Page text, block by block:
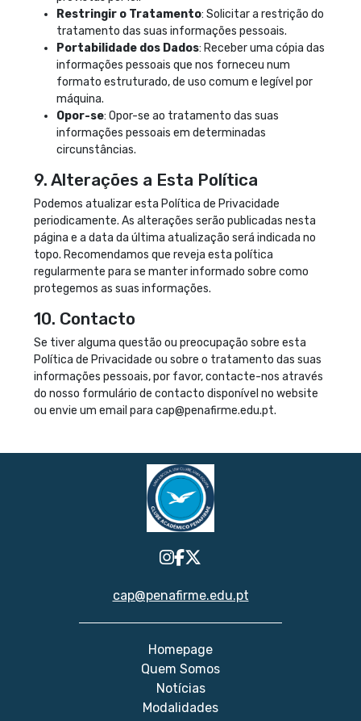
Restringir o Tratamento: Solicitar a restrição do
tratamento das suas informações pessoais.
Portabilidade dos Dados: Receber uma cópia das
informações pessoais que nos forneceu num
formato estruturado, de uso comum e legível por
máquina.
Opor-se: Opor-se ao tratamento das suas
informações pessoais em determinadas
circunstâncias.
9. Alterações a Esta Política
Podemos atualizar esta Política de Privacidade
periodicamente. As alterações serão publicadas nesta
página e a data da última atualização será indicada no
topo. Recomendamos que reveja esta política
regularmente para se manter informado sobre como
protegemos as suas informações.
10. Contacto
Se tiver alguma questão ou preocupação sobre esta
Política de Privacidade ou sobre o tratamento das suas
informações pessoais, por favor, contacte-nos através
do nosso formulário de contacto disponível no website
ou envie um email para cap@penafirme.edu.pt.
cap@penafirme.edu.pt
Homepage
Quem Somos
Notícias
Modalidades